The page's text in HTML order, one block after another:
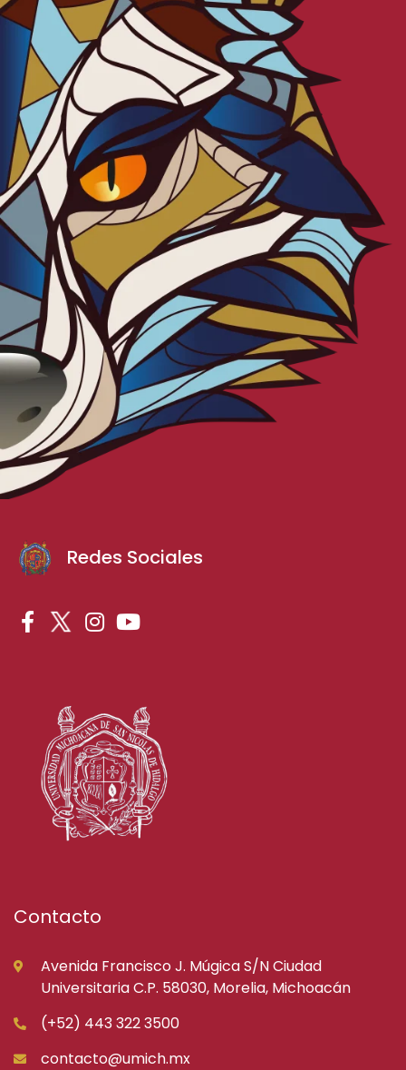
Redes Sociales
Contacto
Avenida Francisco J. Múgica S/N Ciudad
Universitaria C.P. 58030, Morelia, Michoacán
(+52) 443 322 3500
contacto@umich.mx